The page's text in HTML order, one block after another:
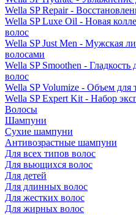
Wella SP Repair -
Wella SP Luxe Oil - Новая
волос
Wella SP Just Men - Мужская
волосами
Wella SP Smoothen -
волос
Wella SP Volumize - Объем для
Wella SP Expert Kit - Набор
Волосы
Шампуни
Сухие шампуни
Антивозрастные шампуни
Для всех типов волос
Для вьющихся волос
Для детей
Для длинных волос
Для жестких волос
Для жирных волос